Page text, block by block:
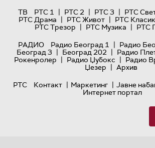
ТВ
РТС 1 | РТС 2 | РТС 3 | РТС
РТС Драма | РТС Живот | РТС
РТС Трезор | РТС Музика | РТС
РАДИО
Радио Београд 1 | Радио
Београд 3 | Београд 202 | Радио
Рокенролер | Радио Џубокс | Радио
Џезер | Архив
РТС
Контакт | Маркетинг | Јавне
Интернет портал